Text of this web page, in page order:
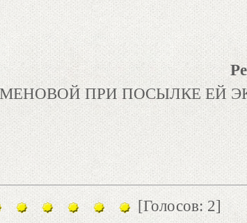
ПРИ ПОСЫЛКЕ ЕЙ
[Голосов: 2]